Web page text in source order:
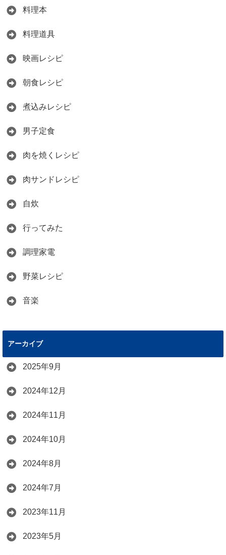
料理本
料理道具
映画レシピ
朝食レシピ
煮込みレシピ
男子定食
肉を焼くレシピ
肉サンドレシピ
自炊
行ってみた
調理家電
野菜レシピ
音楽
アーカイブ
2025年9月
2024年12月
2024年11月
2024年10月
2024年8月
2024年7月
2023年11月
2023年5月